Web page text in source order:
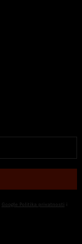
Google Politika privatnosti i